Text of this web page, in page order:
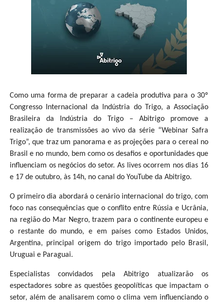
Como uma forma de preparar a cadeia produtiva para o 30º
Congresso Internacional da Indústria do Trigo, a Associação
Brasileira da Indústria do Trigo – Abitrigo promove a
realização de transmissões ao vivo da série “Webinar Safra
Trigo”, que traz um panorama e as projeções para o cereal no
Brasil e no mundo, bem como os desafios e oportunidades que
influenciam os negócios do setor. As lives ocorrem nos dias 16
e 17 de outubro, às 14h, no canal do YouTube da Abitrigo.
O primeiro dia abordará o cenário internacional do trigo, com
foco nas consequências que o conflito entre Rússia e Ucrânia,
na região do Mar Negro, trazem para o continente europeu e
o restante do mundo, e em países como Estados Unidos,
Argentina, principal origem do trigo importado pelo Brasil,
Uruguai e Paraguai.
Especialistas convidados pela Abitrigo atualizarão os
espectadores sobre as questões geopolíticas que impactam o
setor, além de analisarem como o clima vem influenciando o